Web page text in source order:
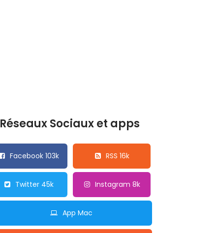
Réseaux Sociaux et apps
Facebook 103k RSS 16k
Twitter 45k Instagram 8k
App Mac